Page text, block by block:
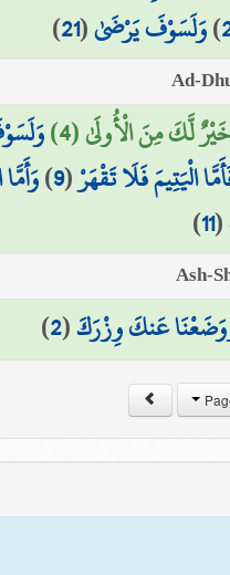
)وَلَسَوْفَ يَرْضَىٰ(
21
)
لَّكَ مِنَ الْأُولَىٰ (4)
الْيَتِيمَ فَلَا تَقْهَرْ(
9
)
(
11
)
عَنكَ وِزْرَكَ(
2
)